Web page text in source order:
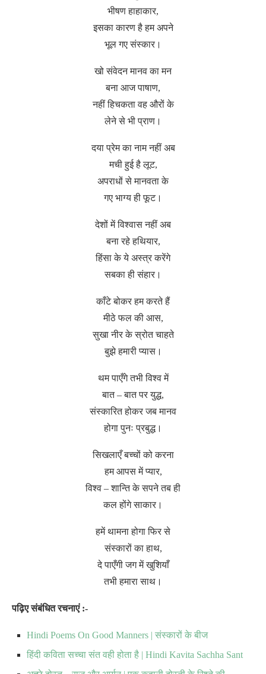
भीषण हाहाकार,
इसका कारण है हम अपने
भूल गए संस्कार।
खो संवेदन मानव का मन
बना आज पाषाण,
नहीं हिचकता वह औरों के
लेने से भी प्राण।
दया प्रेम का नाम नहीं अब
मची हुई है लूट,
अपराधों से मानवता के
गए भाग्य ही फूट।
देशों में विश्वास नहीं अब
बना रहे हथियार,
हिंसा के ये अस्त्र करेंगे
सबका ही संहार।
काँटे बोकर हम करते हैं
मीठे फल की आस,
सुखा नीर के स्रोत चाहते
बुझे हमारी प्यास।
थम पाएँगे तभी विश्व में
बात – बात पर युद्ध,
संस्कारित होकर जब मानव
होगा पुनः प्रबुद्ध।
सिखलाएँ बच्चों को करना
हम आपस में प्यार,
विश्व – शान्ति के सपने तब ही
कल होंगे साकार।
हमें थामना होगा फिर से
संस्कारों का हाथ,
दे पाएँगी जग में खुशियाँ
तभी हमारा साथ।
पढ़िए संबंधित रचनाएं :-
Hindi Poems On Good Manners | संस्कारों के बीज
हिंदी कविता सच्चा संत वही होता है | Hindi Kavita Sachha Sant